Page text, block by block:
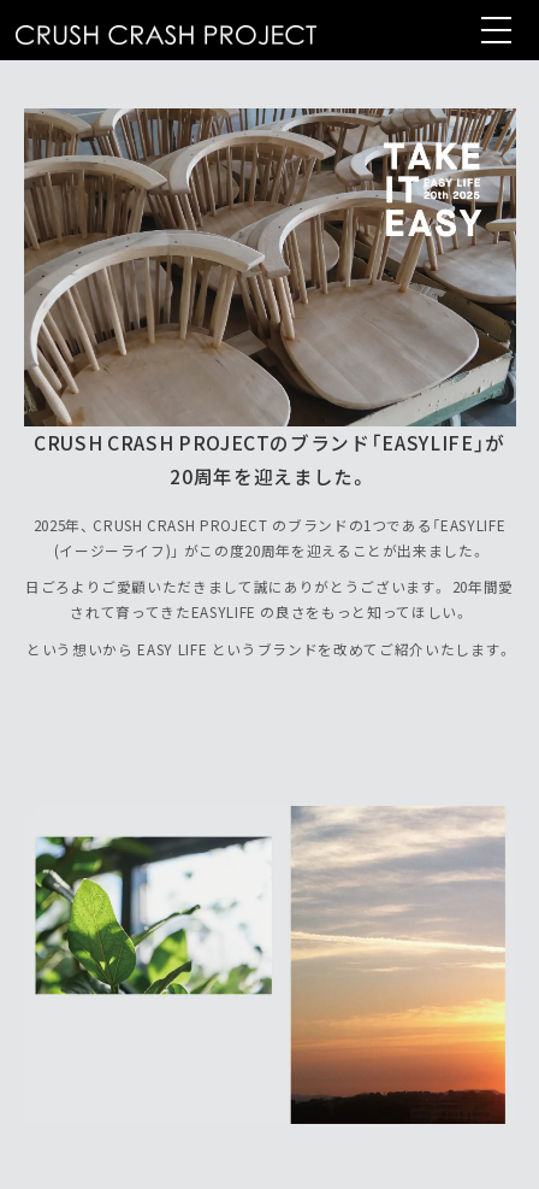
テ
CRUSH CRASH PROJECTのブランド「EASYLIFE」が
20周年を迎えました。
2025年、 CRUSH CRASH PROJECT のブランドの1つである「EASYLIFE
(イージーライフ)」 がこの度20周年を迎えることが出来ました。
日ごろよりご愛顧いただきまして誠にありがとうございます。 20年間愛
されて育ってきたEASYLIFE の良さをもっと知ってほしい。
という想いから EASY LIFE というブランドを改めてご紹介いたします。